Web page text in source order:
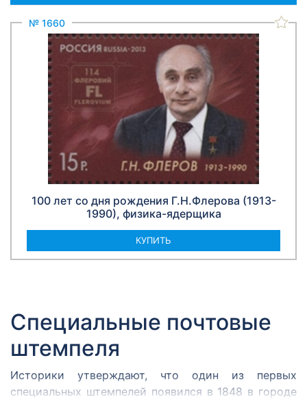
№ 1660
100 лет со дня рождения Г.Н.Флерова (1913-
1990), физика-ядерщика
КУПИТЬ
Специальные почтовые
штемпеля
Историки утверждают, что один из первых
специальных штемпелей появился в 1848 в городе